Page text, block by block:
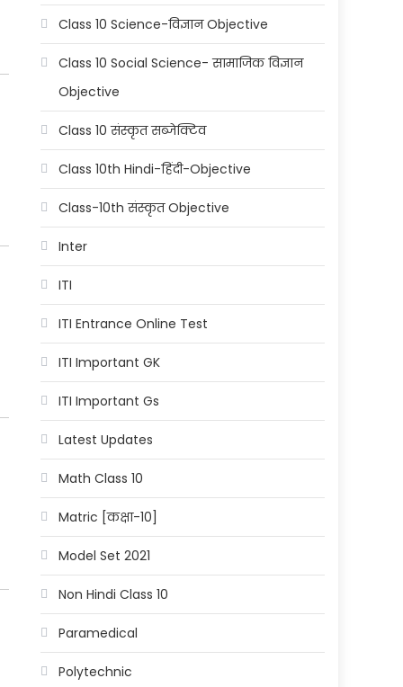
Class 10 Science-विज्ञान Objective
Class 10 Social Science- सामाजिक विज्ञान
Objective
Class 10 संस्कृत सब्जेक्टिव
Class 10th Hindi-हिंदी-Objective
Class-10th संस्कृत Objective
Inter
ITI
ITI Entrance Online Test
ITI Important GK
ITI Important Gs
Latest Updates
Math Class 10
Matric [कक्षा-10]
Model Set 2021
Non Hindi Class 10
Paramedical
Polytechnic